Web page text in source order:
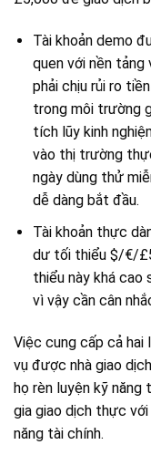
Tài khoản demo
quen với nền tảng
phải chịu rủi ro
trong môi trường
tích lũy kinh
vào thị trường
ngày dùng thử
dễ dàng bắt đầu.
Tài khoản thực
dư tối thiểu $/€/
thiểu này khá cao
vì vậy cần cân
Việc cung cấp cả hai
vụ được nhà giao
họ rèn luyện kỹ
gia giao dịch thực
năng tài chính.